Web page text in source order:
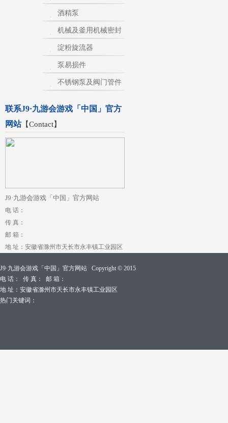
酒精泵
机械及釜用机械密封
淀粉旋流器
泵易损件
不锈钢泵及阀门管件
联系J9·九游会游戏「中国」官方
网站【Contact】
J9·九游会游戏「中国」官方网站
电 话：
传 真：
邮 箱：
地 址：安徽省滁州市天长市永丰镇工业园区
J9·九游会游戏「中国」官方网站 Copyright © 2015
电 话： 传 真： 邮 箱：
地 址：安徽省滁州市天长市永丰镇工业园区
热门关键词：